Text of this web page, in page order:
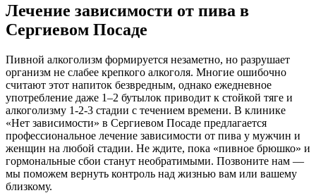
Лечение зависимости от пива в
Сергиевом Посаде
Пивной алкоголизм формируется незаметно, но разрушает
организм не слабее крепкого алкоголя. Многие ошибочно
считают этот напиток безвредным, однако ежедневное
употребление даже 1–2 бутылок приводит к стойкой тяге и
алкоголизму 1-2-3 стадии с течением времени. В клинике
«Нет зависимости» в Сергиевом Посаде предлагается
профессиональное лечение зависимости от пива у мужчин и
женщин на любой стадии. Не ждите, пока «пивное брюшко» и
гормональные сбои станут необратимыми. Позвоните нам —
мы поможем вернуть контроль над жизнью вам или вашему
близкому.